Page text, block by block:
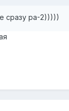
сразу ра-2)))))